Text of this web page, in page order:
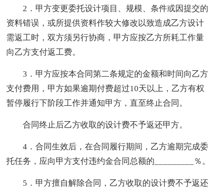
2．甲方变更委托设计项目、规模、条件或因提交的
资料错误，或所提供资料作较大修改以致造成乙方设计
需返工时，双方须另行协商，甲方应按乙方所耗工作量
向乙方支付返工费。
3．甲方应按本合同第二条规定的金额和时间向乙方
支付费用，甲方如果逾期付费超过10天以上，乙方有权
暂停履行下阶段工作并通知甲方，直至终止合同。
合同终止后乙方收取的设计费不予返还甲方。
4．合同生效后，在合同履行期间，乙方逾期完成委
托任务，应向甲方支付违约金合同总额的_________％。
5．甲方擅自解除合同，乙方收取的设计费不予返还